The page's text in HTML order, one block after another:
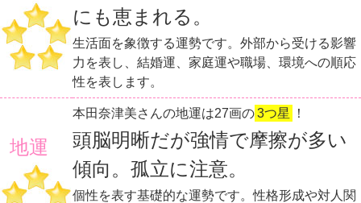
にも恵まれる。
生活面を象徴する運勢です。外部から受ける影響
力を表し、結婚運、家庭運や職場、環境への順応
性を表します。
地運
本田奈津美さんの地運は27画の3つ星 ！
頭脳明晰だが強情で摩擦が多い
傾向。孤立に注意。
個性を表す基礎的な運勢です。性格形成や対人関